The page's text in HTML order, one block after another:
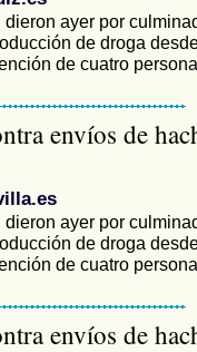
ayer por
de droga
de cuatro
envíos de
ayer por
de droga
de cuatro
envíos de